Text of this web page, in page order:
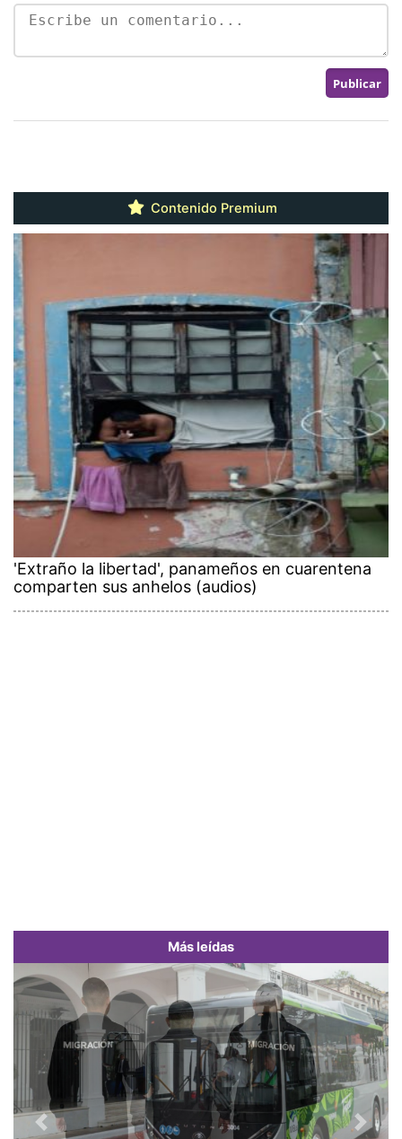
Contenido Premium
'Extraño la libertad', panameños en cuarentena
comparten sus anhelos (audios)
Más leídas
Previous Next